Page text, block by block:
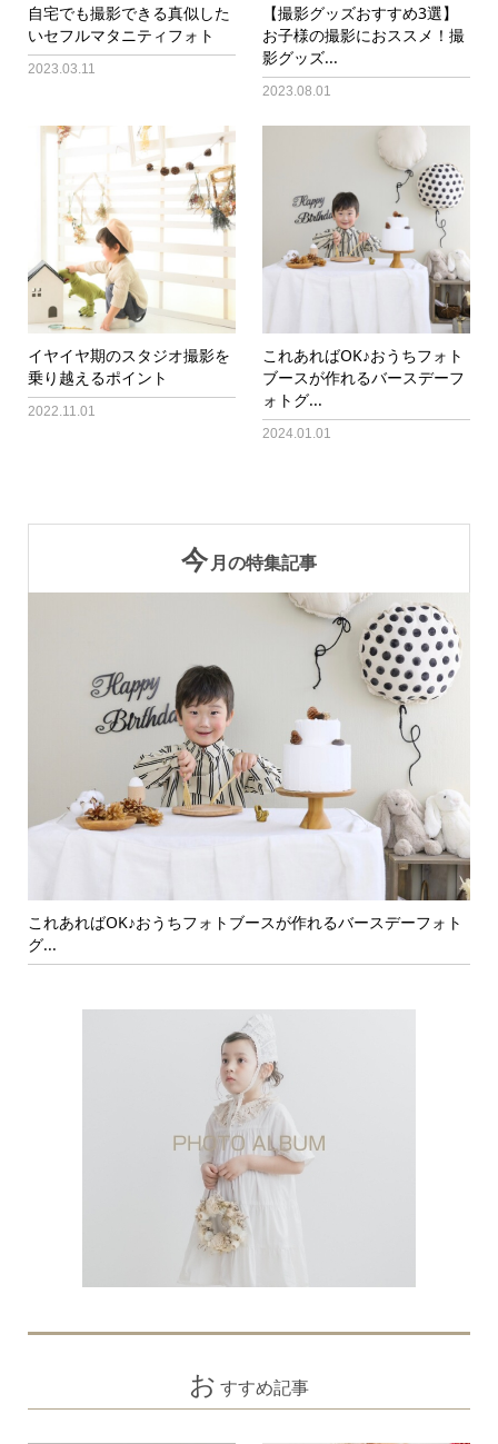
自宅でも撮影できる真似した
いセフルマタニティフォト
2023.03.11
【撮影グッズおすすめ3選】
お子様の撮影におススメ！撮
影グッズ...
2023.08.01
イヤイヤ期のスタジオ撮影を
乗り越えるポイント
2022.11.01
これあればOK♪おうちフォト
ブースが作れるバースデーフ
ォトグ...
2024.01.01
今月の特集記事
可愛い写真を残そう！おうちでバースデーフォトを撮影するポ
イン...
お すすめ記事